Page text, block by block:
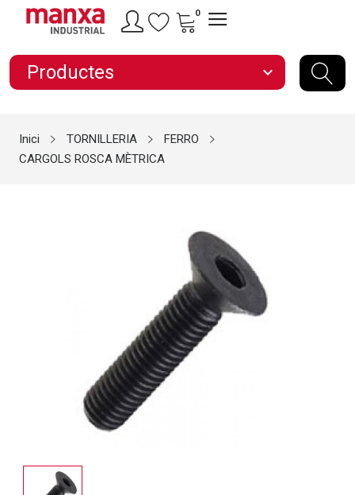
0
Productes expand_more
Inici TORNILLERIA
FERRO
CARGOLS ROSCA MÈTRICA